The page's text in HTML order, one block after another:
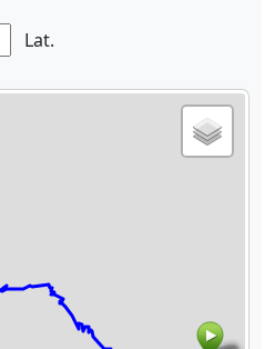
Lat.